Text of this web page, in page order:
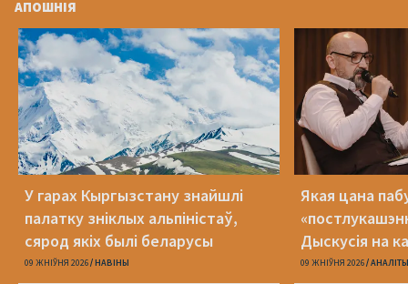
АПОШНІЯ
У гарах Кыргызстану знайшлі
палатку зніклых альпіністаў,
сярод якіх былі беларусы
09 ЖНІЎНЯ 2026 НАВІНЫ
Якая цана
Дыскусія на
Беларусь»
09 ЖНІЎНЯ 2026